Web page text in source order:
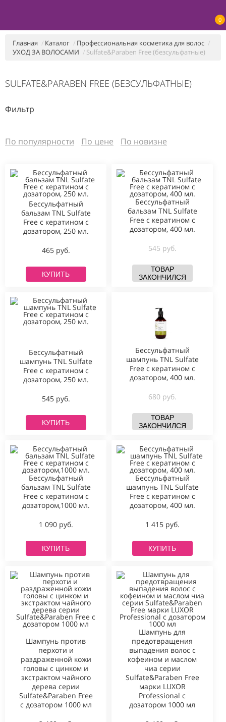
0
Главная Каталог
Профессиональная косметика для волос
УХОД ЗА ВОЛОСАМИ
Sulfate&Paraben Free (безсульфатные)
SULFATE&PARABEN FREE (БЕЗСУЛЬФАТНЫЕ)
Фильтр
По популярности По цене По новизне
Бессульфатный
бальзам TNL Sulfate
Free с кератином с
дозатором, 250 мл.
465 руб.
КУПИТЬ
Бессульфатный
бальзам TNL Sulfate
Free с кератином с
дозатором, 400 мл.
545 руб.
ТОВАР
ЗАКОНЧИЛСЯ
Бессульфатный
шампунь TNL Sulfate
Free с кератином с
дозатором, 250 мл.
545 руб.
КУПИТЬ
Бессульфатный
шампунь TNL Sulfate
Free с кератином с
дозатором, 400 мл.
680 руб.
ТОВАР
ЗАКОНЧИЛСЯ
Бессульфатный
бальзам TNL Sulfate
Free с кератином с
дозатором,1000 мл.
1 090 руб.
КУПИТЬ
Бессульфатный
шампунь TNL Sulfate
Free с кератином с
дозатором, 400 мл.
1 415 руб.
КУПИТЬ
Шампунь против
перхоти и
раздраженной кожи
головы с цинком и
экстрактом чайного
дерева серии
Sulfate&Paraben Free
с дозатором 1000 мл
Шампунь для
предотвращения
выпадения волос с
кофеином и маслом
чиа серии
Sulfate&Paraben Free
марки LUXOR
Professional с
дозатором 1000 мл